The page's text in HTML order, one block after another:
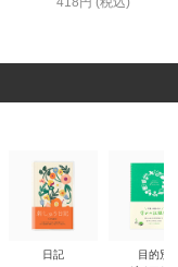
日記
目的別